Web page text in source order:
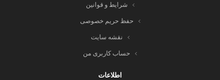
شرایط و قوانین
حفظ حریم خصوصی
نقشه سایت
حساب کاربری من
اطلاعات